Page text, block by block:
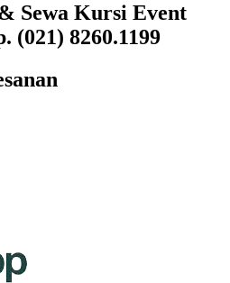
Sewa Kursi Event
(021) 8260.1199